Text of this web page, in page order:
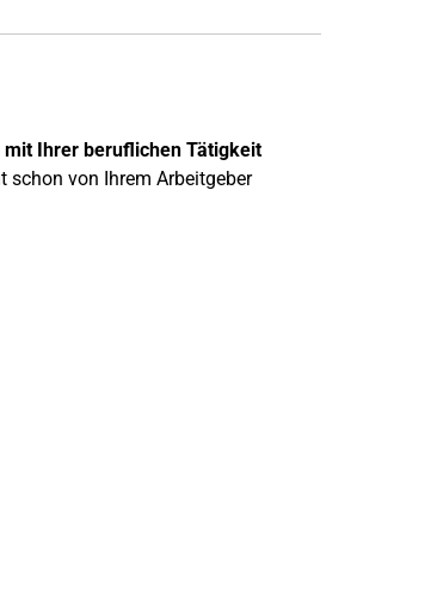
Ihrer beruflichen Tätigkeit
schon von Ihrem Arbeitgeber